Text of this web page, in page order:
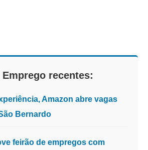
Emprego recentes:
Amazon abre vagas
Bernardo
feirão de empregos com